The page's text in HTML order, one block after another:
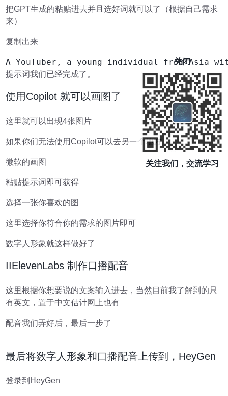
把GPT生成的粘贴进去并且选好词就可以了（根据自己需求
来）
复制出来
A YouTuber, a young individual from Asia
提示词我们已经完成了。
使用Copilot 就可以画图了
这里就可以出现4张图片
如果你们无法使用Copilot可以去另一个地方
微软的画图
粘贴提示词即可获得
选择一张你喜欢的图
这里选择你符合你的需求的图片即可
数字人形象就这样做好了
IIElevenLabs 制作口播配音
这里根据你想要说的文案输入进去，当然目前我了解到的只
有英文，置于中文估计网上也有
配音我们弄好后，最后一步了
最后将数字人形象和口播配音上传到，HeyGen
登录到HeyGen
关闭
关注我们，交流学习